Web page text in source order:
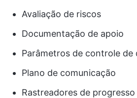
Avaliação de riscos
Documentação de apoio
Parâmetros de controle de
Plano de comunicação
Rastreadores de